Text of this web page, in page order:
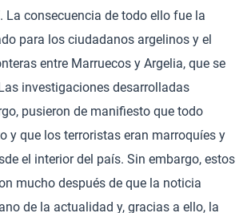
La consecuencia de todo ello fue la
para los ciudadanos argelinos y el
entre Marruecos y Argelia, que se
investigaciones desarrolladas
pusieron de manifiesto que todo
y que los terroristas eran marroquíes y
el interior del país. Sin embargo, estos
mucho después de que la noticia
de la actualidad y, gracias a ello, la